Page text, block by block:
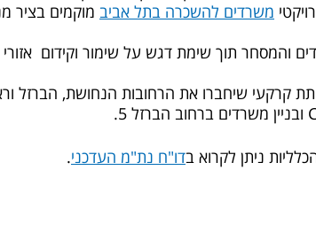
משרדים להשכרה בתל אביב מוקמים בציר
תוך שימת דגש על שימור וקידום אזורי
תת קרקעי שיחברו את הרחובות הנחושת, הברזל
ניתן לקרוא בדו"ח נת"מ העדכני.